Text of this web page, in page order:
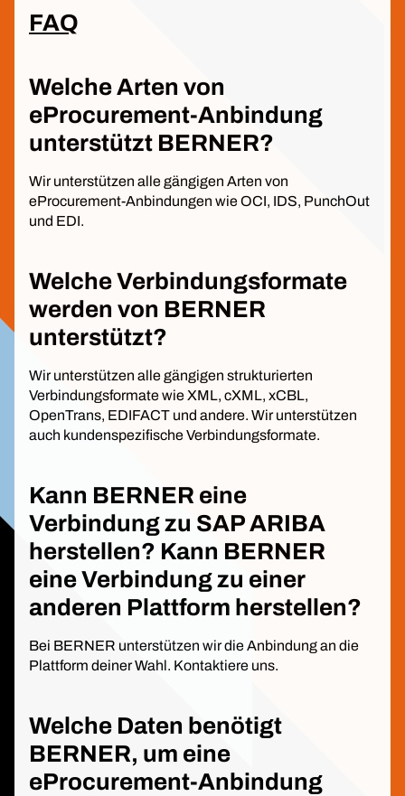
FAQ
Welche Arten von
eProcurement-Anbindung
unterstützt BERNER?
Wir unterstützen alle gängigen Arten von
eProcurement-Anbindungen wie OCI, IDS, PunchOut
und EDI.
Welche Verbindungsformate
werden von BERNER
unterstützt?
Wir unterstützen alle gängigen strukturierten
Verbindungsformate wie XML, cXML, xCBL,
OpenTrans, EDIFACT und andere. Wir unterstützen
auch kundenspezifische Verbindungsformate.
Kann BERNER eine
Verbindung zu SAP ARIBA
herstellen? Kann BERNER
eine Verbindung zu einer
anderen Plattform herstellen?
Bei BERNER unterstützen wir die Anbindung an die
Plattform deiner Wahl. Kontaktiere uns.
Welche Daten benötigt
BERNER, um eine
eProcurement-Anbindung